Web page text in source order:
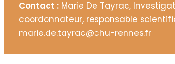
Contact : Marie De Tayrac,
coordonnateur, responsable
marie.de.tayrac@chu-rennes.fr